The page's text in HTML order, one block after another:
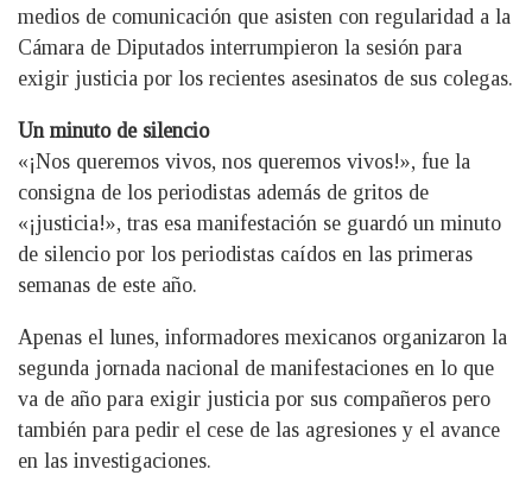
medios de comunicación que asisten con regularidad a la
Cámara de Diputados interrumpieron la sesión para
exigir justicia por los recientes asesinatos de sus colegas.
Un minuto de silencio
«¡Nos queremos vivos, nos queremos vivos!», fue la
consigna de los periodistas además de gritos de
«¡justicia!», tras esa manifestación se guardó un minuto
de silencio por los periodistas caídos en las primeras
semanas de este año.
Apenas el lunes, informadores mexicanos organizaron la
segunda jornada nacional de manifestaciones en lo que
va de año para exigir justicia por sus compañeros pero
también para pedir el cese de las agresiones y el avance
en las investigaciones.